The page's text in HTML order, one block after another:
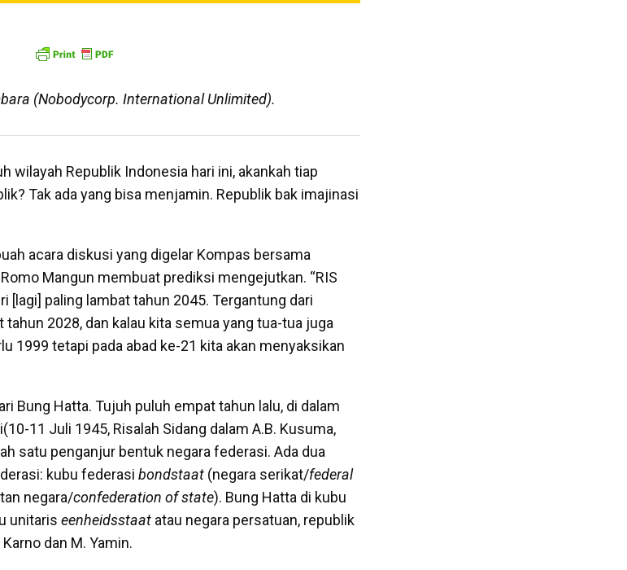
(Nobodycorp. International Unlimited).
wilayah Republik Indonesia hari ini, akankah tiap
Tak ada yang bisa menjamin. Republik bak imajinasi
acara diskusi yang digelar Kompas bersama
Mangun membuat prediksi mengejutkan. “RIS
[lagi] paling lambat tahun 2045. Tergantung dari
2028, dan kalau kita semua yang tua-tua juga
1999 tetapi pada abad ke-21 kita akan menyaksikan
Bung Hatta. Tujuh puluh empat tahun lalu, di dalam
11 Juli 1945, Risalah Sidang dalam A.B. Kusuma,
satu penganjur bentuk negara federasi. Ada dua
kubu federasi bondstaat (negara serikat/federal
negara/confederation of state). Bung Hatta di kubu
unitaris eenheidsstaat atau negara persatuan, republik
dan M. Yamin.